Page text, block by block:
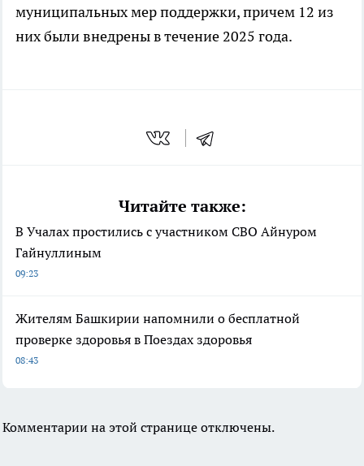
муниципальных мер поддержки, причем 12 из
них были внедрены в течение 2025 года.
Читайте также:
В Учалах простились с участником СВО Айнуром
Гайнуллиным
09:23
Жителям Башкирии напомнили о бесплатной
проверке здоровья в Поездах здоровья
08:43
Комментарии на этой странице отключены.